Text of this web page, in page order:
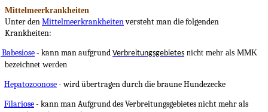
Mittelmeerkrankheiten
Unter denMittelmeerkrankheitenversteht man die folgenden
Krankheiten:
Babesiose- kann man aufgrund Verbreitungsgebietes nicht mehr als MMK
bezeichnet werden
Hepatozoonose- wird übertragen durch die braune Hundezecke
Filariose- kann man Aufgrund des Verbreitungsgebietes nicht mehr als